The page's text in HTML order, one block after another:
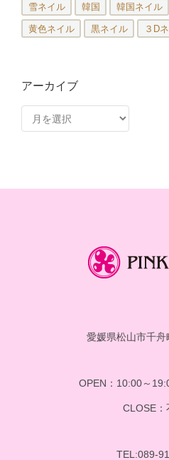
雪ネイル 韓国 韓国ネイル
黄色ネイル 黒ネイル ３D
アーカイブ
ー
愛媛県松山市千
OPEN：10:00～
CLOSE：
TEL:089-